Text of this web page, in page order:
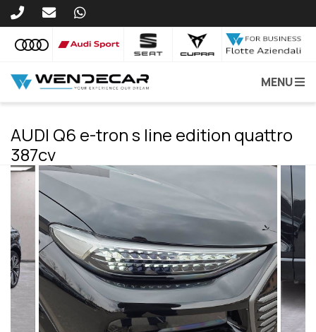
MENU
AUDI Q6 e-tron s line edition quattro
387cv